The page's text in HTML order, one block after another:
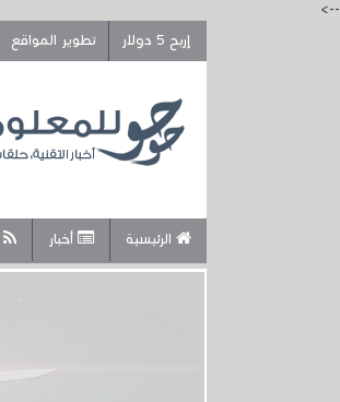
-->
إربح 5 دولار
تطوير المواقع
الرئيسية أخبار